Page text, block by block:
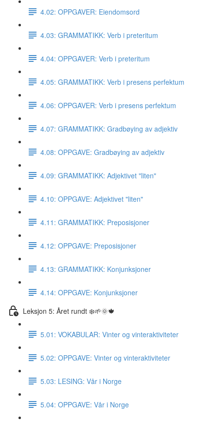
4.02: OPPGAVER: Eiendomsord
4.03: GRAMMATIKK: Verb i preteritum
4.04: OPPGAVER: Verb i preteritum
4.05: GRAMMATIKK: Verb i presens perfektum
4.06: OPPGAVER: Verb i presens perfektum
4.07: GRAMMATIKK: Gradbøying av adjektiv
4.08: OPPGAVE: Gradbøying av adjektiv
4.09: GRAMMATIKK: Adjektivet "liten"
4.10: OPPGAVE: Adjektivet "liten"
4.11: GRAMMATIKK: Preposisjoner
4.12: OPPGAVE: Preposisjoner
4.13: GRAMMATIKK: Konjunksjoner
4.14: OPPGAVE: Konjunksjoner
Leksjon 5: Året rundt ❄️🌱🌞🍁
5.01: VOKABULAR: Vinter og vinteraktiviteter
5.02: OPPGAVE: Vinter og vinteraktiviteter
5.03: LESING: Vår i Norge
5.04: OPPGAVE: Vår i Norge